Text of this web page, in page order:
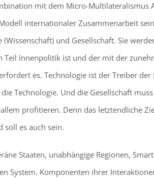
mit dem Micro-Multilateralismus
internationaler Zusammenarbeit
und Gesellschaft. Sie
Innenpolitik ist und der mit der
es. Technologie ist der Treiber der
Technologie. Und die Gesellschaft
profitieren. Denn das letztendliche
soll es auch sein.
Staaten, unabhängige Regionen,
System. Komponenten ihrer